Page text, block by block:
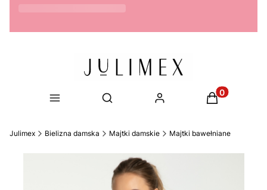
Otwórz wyszukiwarkęProdukty w
Julimex Bielizna damska Majtki damskie Majtki bawełniane